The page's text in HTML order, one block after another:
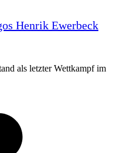
Henrik Ewerbeck
als letzter Wettkampf im